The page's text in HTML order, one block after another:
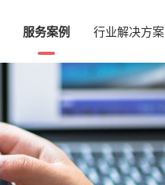
服务案例 行业解决方案